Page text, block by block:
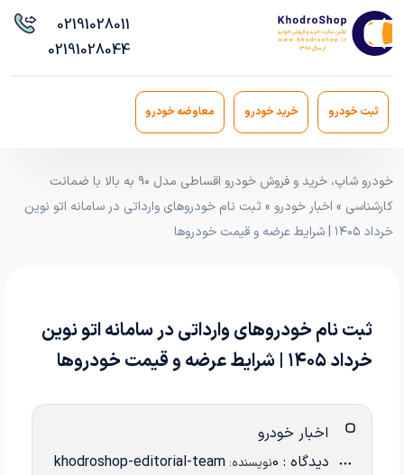
02191028011
02191028044
ثبت خودرو خرید خودرو معاوضه خودرو
خودرو شاپ، خرید و فروش خودرو اقساطی مدل ۹۰ به بالا با ضمانت
کارشناسی » اخبار خودرو » ثبت نام خودروهای وارداتی در سامانه اتو نوین
خرداد ۱۴۰۵ | شرایط عرضه و قیمت خودروها
ثبت نام خودروهای وارداتی در سامانه اتو نوین
خرداد ۱۴۰۵ | شرایط عرضه و قیمت خودروها
اخبار خودرو
دیدگاه : 0 نویسنده: khodroshop-editorial-team